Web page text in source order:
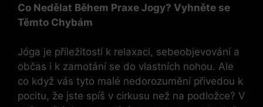
Co Nedělat Během Praxe Jogy? Vyhněte se
Těmto Chybám
Jóga je příležitostí k relaxaci, sebeobjevování a
občas i k zamotání se do vlastních nohou. Ale
co když vás tyto malé nedorozumění přivedou k
pocitu, že jste spíš v cirkusu než na podložce? V